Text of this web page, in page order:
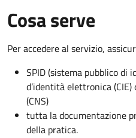
Cosa serve
Per accedere al servizio,
SPID (sistema pubblico di
d’identità elettronica
(CNS)
tutta la documentazione
della pratica.